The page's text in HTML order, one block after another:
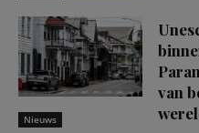
Nieuws
van